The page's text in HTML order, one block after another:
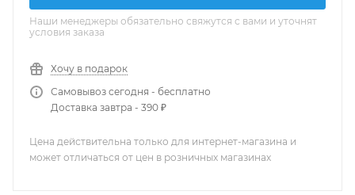
Наши менеджеры обязательно свяжутся с вами и уточнят
условия заказа
Хочу в подарок
Самовывоз сегодня - бесплатно
Доставка завтра - 390 ₽
Цена действительна только для интернет-магазина и
может отличаться от цен в розничных магазинах